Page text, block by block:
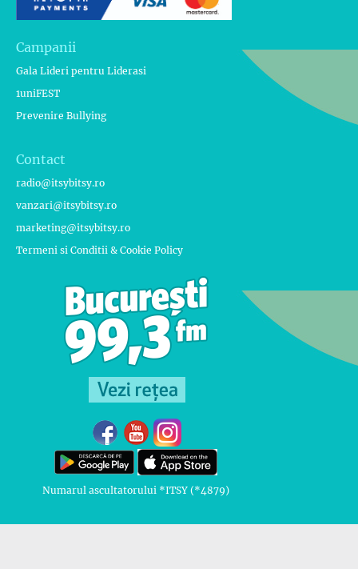
Campanii
Gala Lideri pentru Liderasi
1uniFEST
Prevenire Bullying
Contact
radio@itsybitsy.ro
vanzari@itsybitsy.ro
marketing@itsybitsy.ro
Termeni si Conditii & Cookie Policy
Numarul ascultatorului *ITSY (*4879)